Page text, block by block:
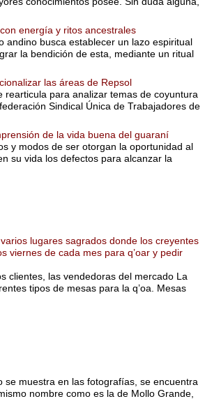
energía y ritos ancestrales
andino busca establecer un lazo espiritual
la bendición de esta, mediante un ritual
las áreas de Repsol
rearticula para analizar temas de coyuntura
Sindical Única de Trabajadores de
de la vida buena del guaraní
y modos de ser otorgan la oportunidad al
su vida los defectos para alcanzar la
lugares sagrados donde los creyentes
viernes de cada mes para q’oar y pedir
clientes, las vendedoras del mercado La
tipos de mesas para la q’oa. Mesas
se muestra en las fotografías, se encuentra
nombre como es la de Mollo Grande,